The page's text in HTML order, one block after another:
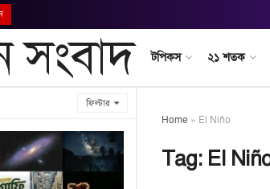
ফিল্টার
টপিকস ২১ শতক
Home » El Niño
Tag: El